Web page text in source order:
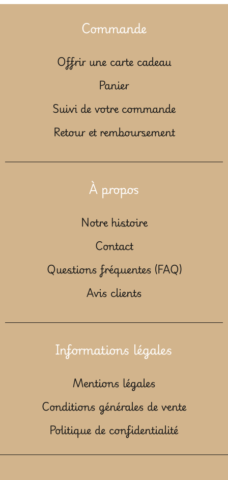
Commande
Offrir une carte cadeau
Panier
Suivi de votre commande
Retour et remboursement
À propos
Notre histoire
Contact
Questions fréquentes (FAQ)
Avis clients
Informations légales
Mentions légales
Conditions générales de vente
Politique de confidentialité